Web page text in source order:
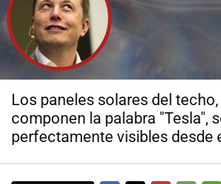
Los paneles solares del
componen la palabra "Tesla",
perfectamente visibles desde